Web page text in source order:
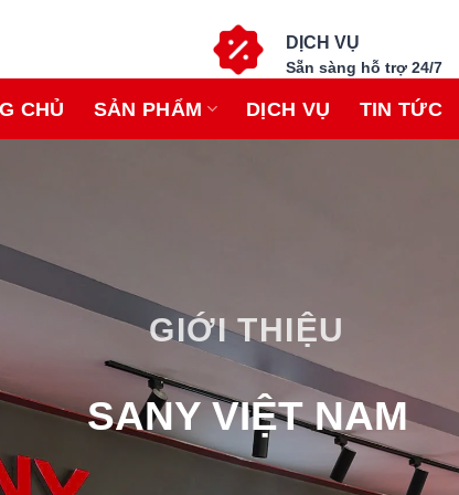
DỊCH VỤ
Sẵn sàng hỗ trợ 24/7
CHỦ SẢN PHẨM DỊCH VỤ TIN TỨC
GIỚI THIỆU
SANY VIỆT NAM